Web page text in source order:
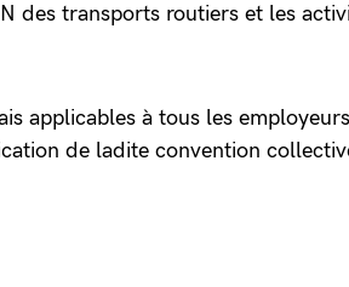
des transports routiers et les
applicables à tous les
de ladite convention